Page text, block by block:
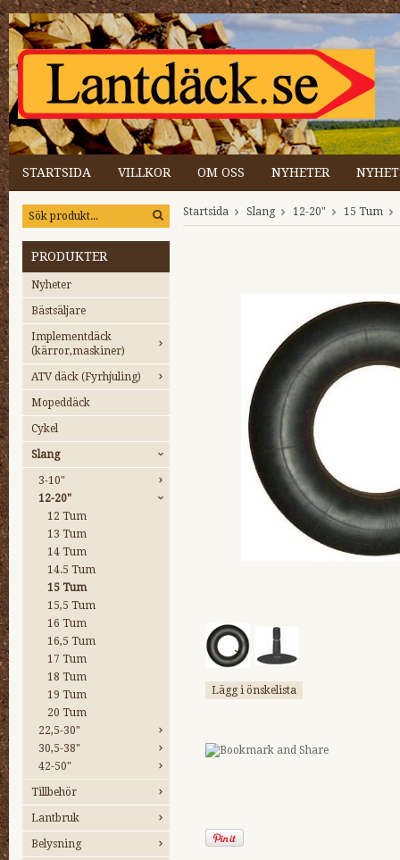
STARTSIDA VILLKOR OM OSS NYHETER
PRODUKTER
Nyheter
Bästsäljare
Implementdäck
(kärror,maskiner)
ATV däck (Fyrhjuling)
Mopeddäck
Cykel
Slang
3-10"
12-20"
12 Tum
13 Tum
14 Tum
14.5 Tum
15 Tum
15,5 Tum
16 Tum
16,5 Tum
17 Tum
18 Tum
19 Tum
20 Tum
22,5-30"
30,5-38"
42-50"
Tillbehör
Lantbruk
Belysning
Startsida Slang 12-20" 15 Tum
Lägg i önskelista